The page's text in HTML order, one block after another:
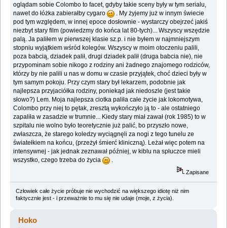
oglądam sobie Colombo to facet, gdyby takie sceny były w tym serialu,
nawet do łóżka zabierałby cygaro
. My żyjemy już w innym świecie
pod tym względem, w innej epoce dosłownie - wystarczy obejrzeć jakiś
niezbyt stary film (powiedzmy do końca lat 80-tych)... Wszyscy wszędzie
palą. Ja paliłem w pierwszej klasie sz.p. i nie byłem w najmniejszym
stopniu wyjątkiem wśród kolegów. Wszyscy w moim otoczeniu palili,
poza babcią, dziadek palił, drugi dziadek palił (druga babcia nie), nie
przypominam sobie nikogo z rodziny ani żadnego znajomego rodziców,
którzy by nie palili u nas w domu w czasie przyjątek, choć dzieci były w
tym samym pokoju. Przy czym stary był lekarzem, podobnie jak
najlepsza przyjaciółka rodziny, poniekąd jak niedoszle (jest takie
słowo?) Lem. Moja najlepsza ciotka paliła całe życie jak lokomotywa,
Colombo przy niej to pętak, zresztą wykończyło ją to - ale ostatniego
zapaliła w zasadzie w trumnie... Kiedy stary miał zawał (rok 1985) to w
szpitalu nie wolno było teoretycznie już palić, bo przyszło nowe,
zwłaszcza, że starego koledzy wyciągnęli za nogi z tego tunelu ze
światełkiem na końcu, (przeżył śmierć kliniczną). Leżał więc potem na
intensywnej - jak jednak zeznawał później, w kiblu na spłuczce mieli
wszystko, czego trzeba do życia
Zapisane
Człowiek całe życie próbuje nie wychodzić na większego idiotę niż nim
faktycznie jest - i przeważnie to mu się nie udaje (moje, z życia).
Hoko